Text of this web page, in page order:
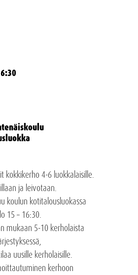
kokkikerho 4-6 luokkalaisille.
ja leivotaan.
koulun kotitalousluokassa
15 – 16:30.
mukaan 5-10 kerholaista
uusille kerholaisille.
kerhoon